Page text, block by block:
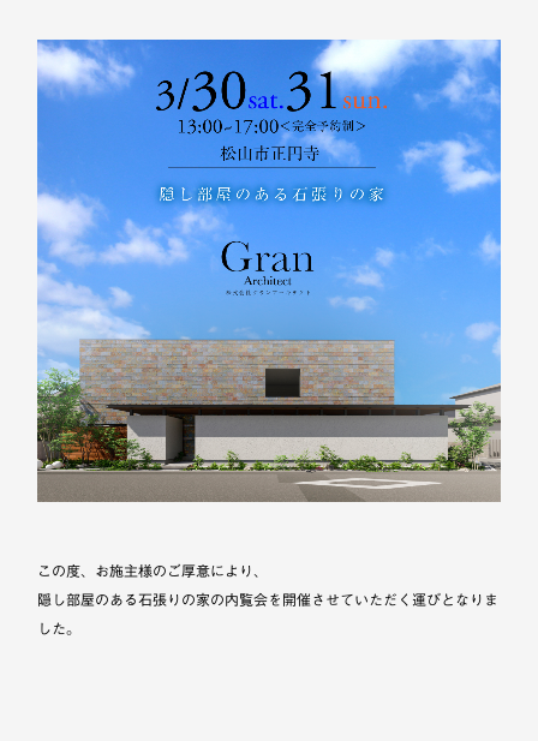
この度、お施主様のご厚意により、
隠し部屋のある石張りの家の内覧会を開催させていただく運びとなりま
した。